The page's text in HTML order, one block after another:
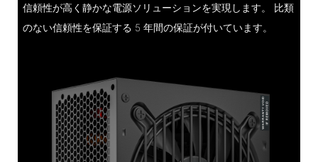
信頼性が高く静かな電源ソリューションを実現します。 比類
のない信頼性を保証する 5 年間の保証が付いています。